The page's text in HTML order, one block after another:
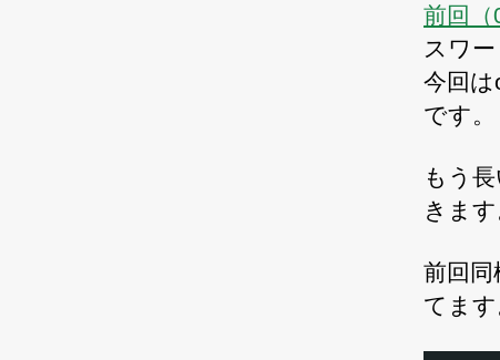
前回（
スワ
今回
です。
もう
きます
前回
てます